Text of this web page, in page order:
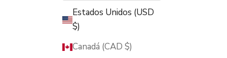
Estados Unidos (USD
$)
Canadá (CAD $)